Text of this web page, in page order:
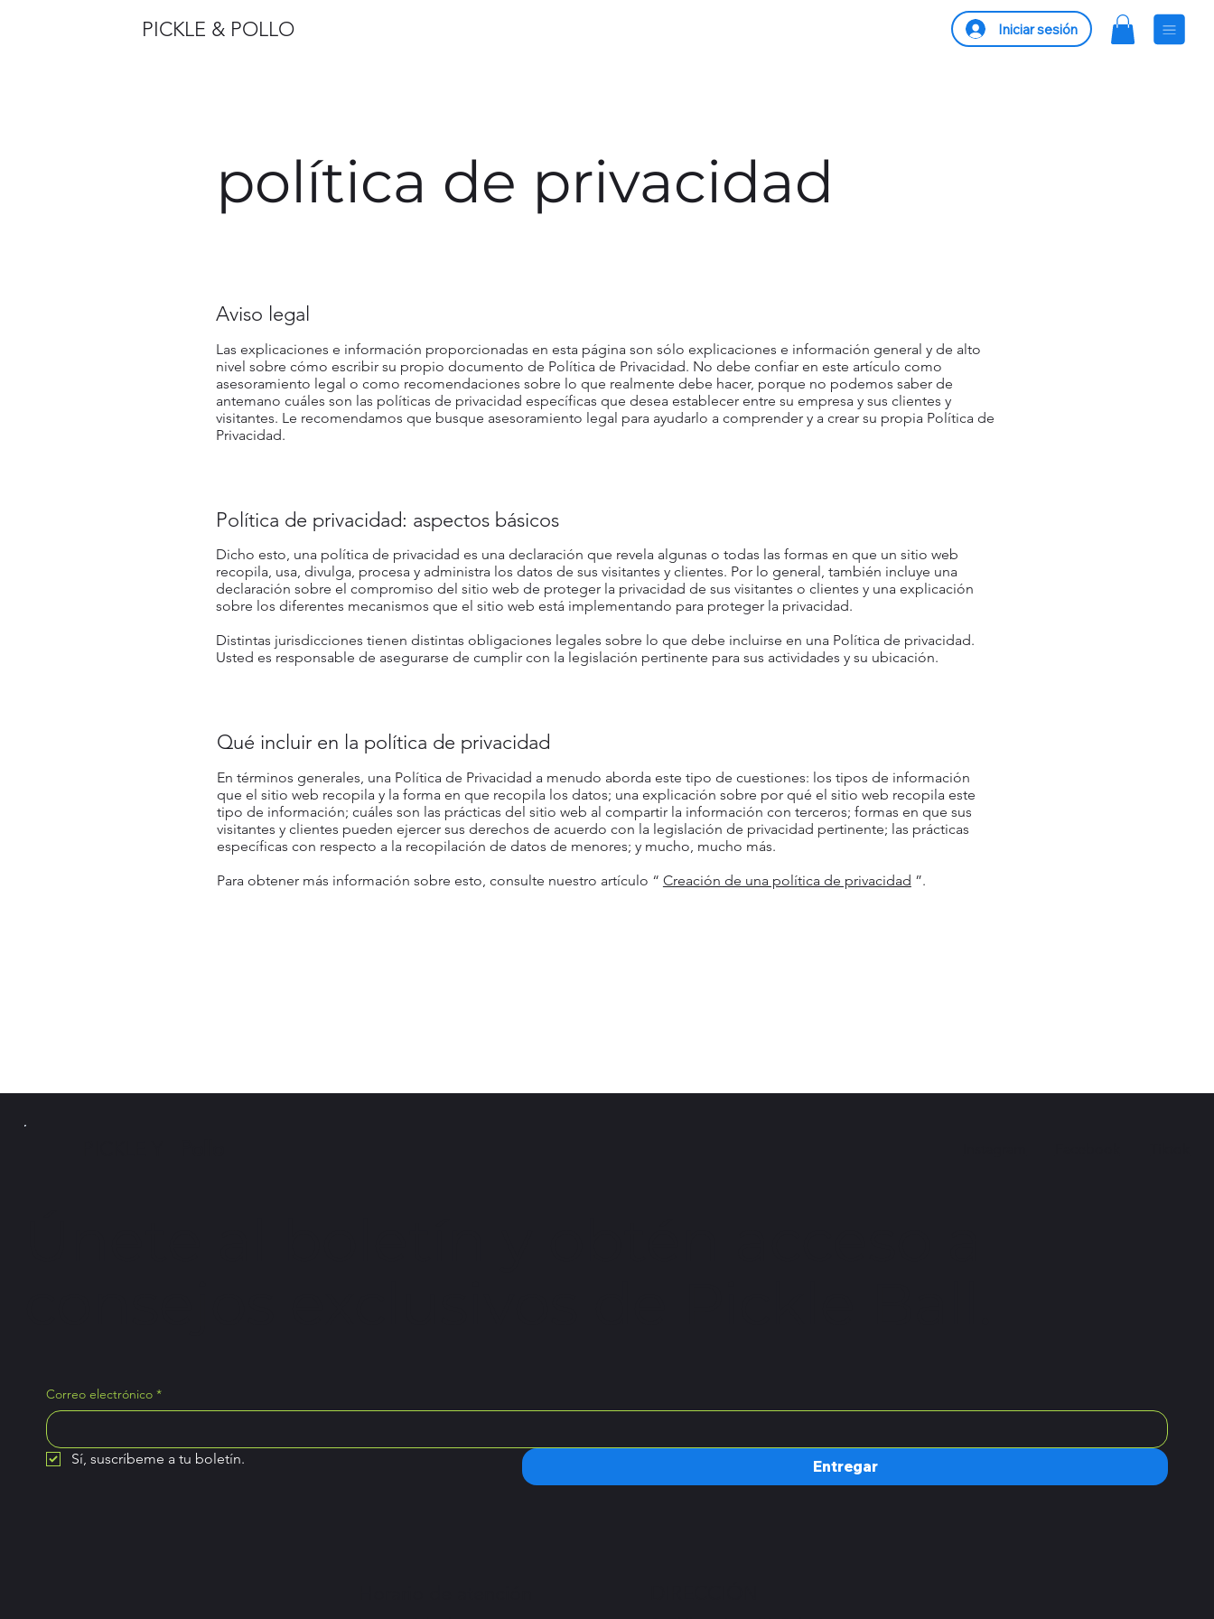
PICKLE & POLLO Iniciar sesión
política de privacidad
Aviso legal
Las explicaciones e información proporcionadas en esta página son sólo explicaciones e información general y de alto
nivel sobre cómo escribir su propio documento de Política de Privacidad. No debe confiar en este artículo como
asesoramiento legal o como recomendaciones sobre lo que realmente debe hacer, porque no podemos saber de
antemano cuáles son las políticas de privacidad específicas que desea establecer entre su empresa y sus clientes y
visitantes. Le recomendamos que busque asesoramiento legal para ayudarlo a comprender y a crear su propia Política de
Privacidad.
Política de privacidad: aspectos básicos
Dicho esto, una política de privacidad es una declaración que revela algunas o todas las formas en que un sitio web
recopila, usa, divulga, procesa y administra los datos de sus visitantes y clientes. Por lo general, también incluye una
declaración sobre el compromiso del sitio web de proteger la privacidad de sus visitantes o clientes y una explicación
sobre los diferentes mecanismos que el sitio web está implementando para proteger la privacidad.
Distintas jurisdicciones tienen distintas obligaciones legales sobre lo que debe incluirse en una Política de privacidad.
Usted es responsable de asegurarse de cumplir con la legislación pertinente para sus actividades y su ubicación.
Qué incluir en la política de privacidad
En términos generales, una Política de Privacidad a menudo aborda este tipo de cuestiones: los tipos de información
que el sitio web recopila y la forma en que recopila los datos; una explicación sobre por qué el sitio web recopila este
tipo de información; cuáles son las prácticas del sitio web al compartir la información con terceros; formas en que sus
visitantes y clientes pueden ejercer sus derechos de acuerdo con la legislación de privacidad pertinente; las prácticas
específicas con respecto a la recopilación de datos de menores; y mucho, mucho más.
Para obtener más información sobre esto, consulte nuestro artículo “ Creación de una política de privacidad ”.
Correo electrónico *
Sí, suscríbeme a tu boletín. Entregar